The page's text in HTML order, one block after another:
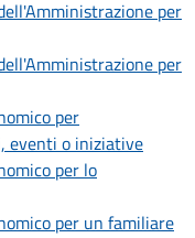
per
per
per
eventi o iniziative
per lo
per un familiare